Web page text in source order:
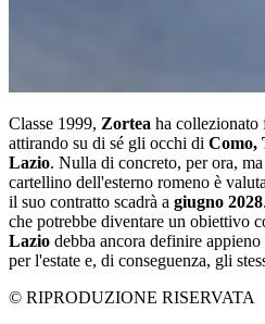
Classe 1999, Zortea ha collezionato
attirando su di sé gli occhi di Como,
Lazio. Nulla di concreto, per ora,
cartellino dell'esterno romeno è
il suo contratto scadrà a giugno 2028
che potrebbe diventare un obiettivo
Lazio debba ancora definire
per l'estate e, di conseguenza, gli
© RIPRODUZIONE RISERVATA